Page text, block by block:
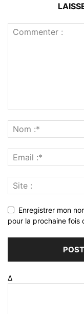
Enregistrer mon
pour la prochaine fois
Δ